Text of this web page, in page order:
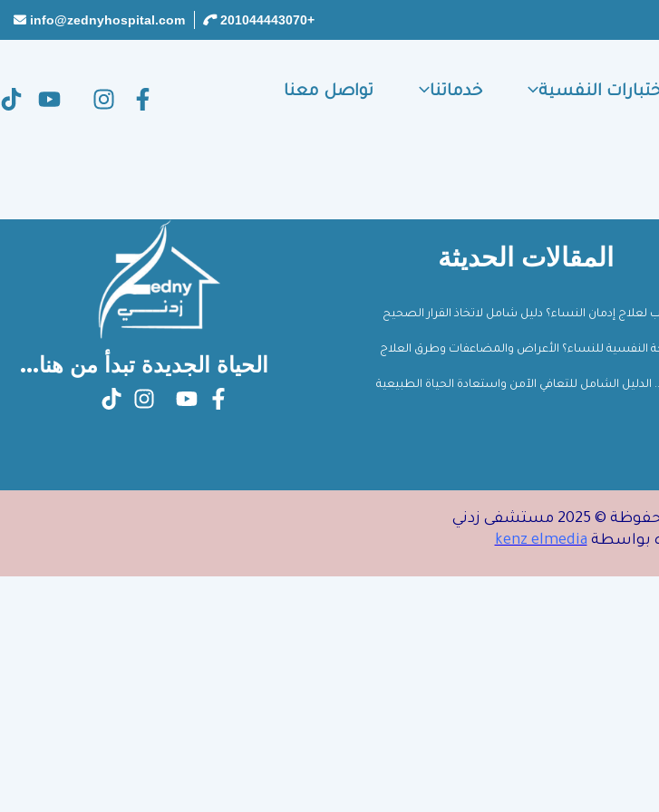
+201044443070
info@zednyhospital.com
النفسية خدماتنا تواصل معنا
المقالات الحديثة
إدمان النساء؟ دليل شامل لاتخاذ القرار الصحيح
النفسية للنساء؟ الأعراض والمضاعفات وطرق العلاج
الشامل للتعافي الآمن واستعادة الحياة الطبيعية
الحياة الجديدة تبدأ من هنا...
مستشفى زدني
بواسطةkenz elmedia